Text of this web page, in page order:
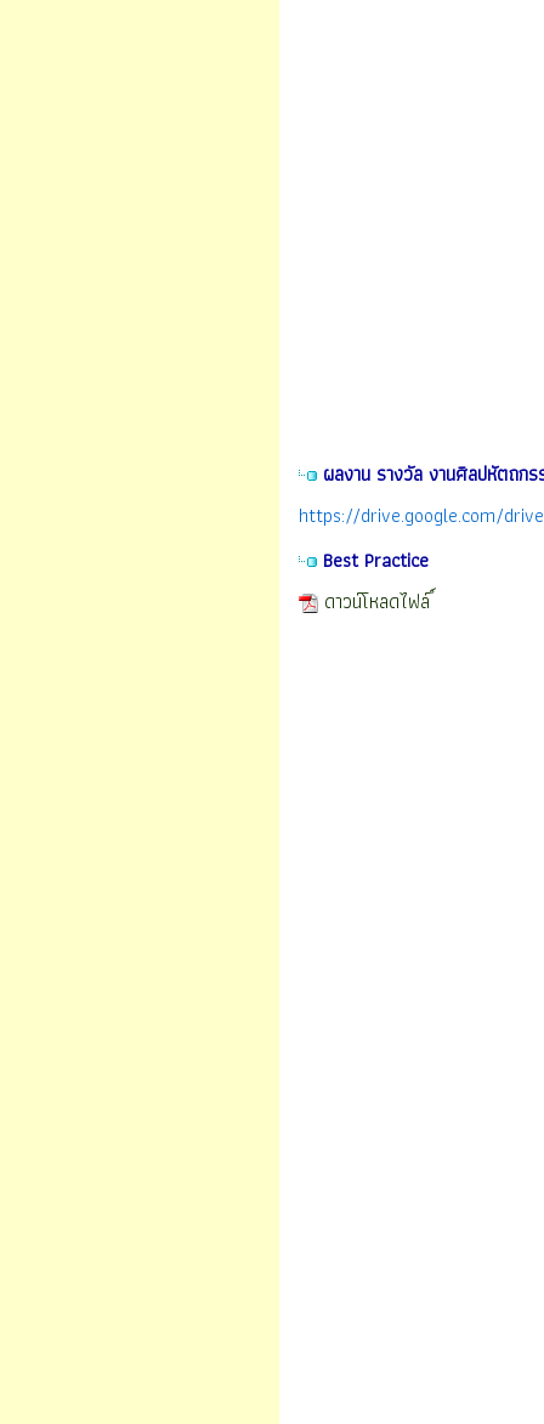
ผลงาน รางวัล งานศิลปหัตถก
https://drive.google.com/
Best Practice
ดาวน์โหลดไฟล์